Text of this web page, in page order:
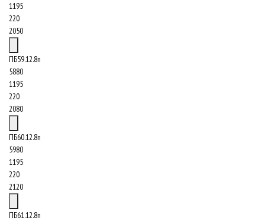
1195
220
2050
ПБ59.12.8п
5880
1195
220
2080
ПБ60.12.8п
5980
1195
220
2120
ПБ61.12.8п